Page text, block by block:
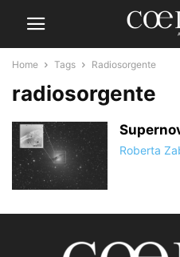
Home Tags Radiosorgente
radiosorgente
Roberta